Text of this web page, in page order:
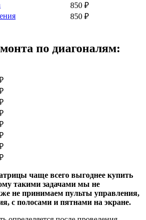
850 ₽
850 ₽
по диагоналям:
чаще всего выгоднее купить
такими задачами мы не
не принимаем пульты управления,
с полосами и пятнами на экране.